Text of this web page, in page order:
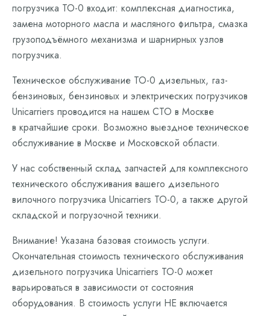
погрузчика ТО-0 входит: комплексная диагностика,
замена моторного масла и масляного фильтра, смазка
грузоподъёмного механизма и шарнирных узлов
погрузчика.
Техническое обслуживание ТО-0 дизельных, газ-
бензиновых, бензиновых и электрических погрузчиков
Unicarriers проводится на нашем СТО в Москве
в кратчайшие сроки. Возможно выездное техническое
обслуживание в Москве и Московской области.
У нас собственный склад запчастей для комплексного
технического обслуживания вашего дизельного
вилочного погрузчика Unicarriers ТО-0, а также другой
складской и погрузочной техники.
Внимание! Указана базовая стоимость услуги.
Окончательная стоимость технического обслуживания
дизельного погрузчика Unicarriers ТО-0 может
варьироваться в зависимости от состояния
оборудования. В стоимость услуги НЕ включается